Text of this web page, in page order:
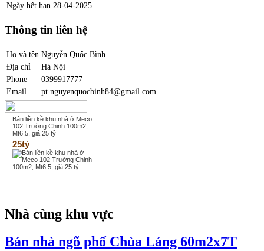
Ngày hết hạn 28-04-2025
Thông tin liên hệ
Họ và tên Nguyễn Quốc Bình
Địa chỉ
Hà Nội
Phone
0399917777
Email
pt.nguyenquocbinh84@gmail.com
Bán liền kề khu nhà ở Meco
102 Trường Chinh 100m2,
Mt6.5, giá 25 tỷ
25tỷ
Nhà cùng khu vực
Bán nhà ngõ phố Chùa Láng 60m2x7T